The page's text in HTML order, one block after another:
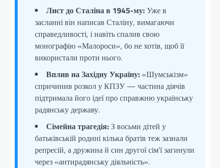
Лист до Сталіна в 1945-му:Уже в
засланні він написав Сталіну, вимагаючи
справедливості, і навіть спалив свою
монографію «Малороси», бо не хотів, щоб її
використали проти нього.
Вплив на Західну Україну:«Шумськізм»
спричинив розкол у КПЗУ — частина діячів
підтримала його ідеї про справжню українську
радянську державу.
Сімейна трагедія:З восьми дітей у
батьківській родині кілька братів теж зазнали
репресій, а дружина й син другої сім’ї загинули
через «антирадянську діяльність».